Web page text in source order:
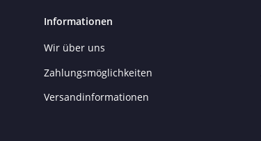
Informationen
Wir über uns
Zahlungsmöglichkeiten
Versandinformationen